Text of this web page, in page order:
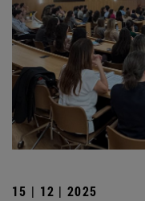
15 | 12 | 2025